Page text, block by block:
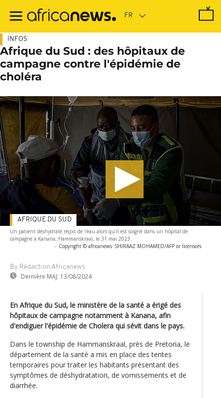
contenu
INFOS
Afrique du Sud : des hôpitaux de
campagne contre l'épidémie de
choléra
Un patient déshydraté reçoit de l'eau alors qu'il est soigné dans un hôpital de
campagne à Kanana, Hammanskraal, le 31 mai 2023.
- Copyright © africanews SHIRAAZ MOHAMED/AFP or licensors
By Rédaction Africanews
Dernière MAJ: 13/08/2024
AFRIQUE DU SUD
En Afrique du Sud, le ministère de la santé a érigé des
hôpitaux de campagne notamment à Kanana, afin
d'endiguer l'épidémie de Cholera qui sévit dans le pays.
Dans le township de Hammanskraal, près de Pretoria, le
département de la santé a mis en place des tentes
temporaires pour traiter les habitants présentant des
symptômes de déshydratation, de vomissements et de
diarrhée.